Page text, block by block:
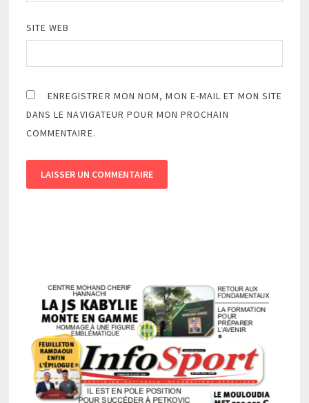
SITE WEB
ENREGISTRER MON NOM, MON E-MAIL ET MON SITE
DANS LE NAVIGATEUR POUR MON PROCHAIN
COMMENTAIRE.